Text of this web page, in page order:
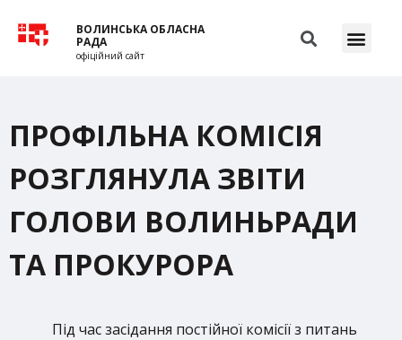
ВОЛИНСЬКА ОБЛАСНА
РАДА
офіційний сайт
ПРОФІЛЬНА КОМІСІЯ
РОЗГЛЯНУЛА ЗВІТИ
ГОЛОВИ ВОЛИНЬРАДИ
ТА ПРОКУРОРА
Під час засідання постійної комісії з питань